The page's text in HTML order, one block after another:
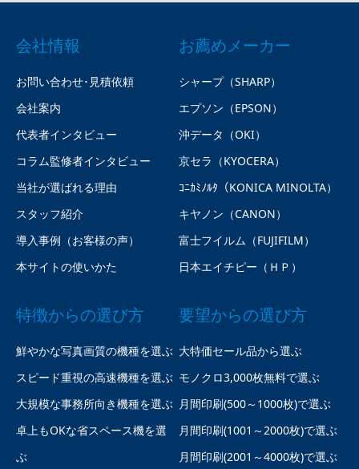
会社情報
お問い合わせ･見積依頼
会社案内
代表者インタビュー
コラム監修者インタビュー
当社が選ばれる理由
スタッフ紹介
導入事例（お客様の声）
本サイトの使いかた
お薦めメーカー
シャープ（SHARP）
エプソン（EPSON）
沖データ（OKI）
京セラ（KYOCERA）
ｺﾆｶﾐﾉﾙﾀ（KONICA MINOLTA）
キヤノン（CANON）
富士フイルム（FUJIFILM）
日本エイチピー（ＨＰ）
特徴からの選び方
鮮やかな写真画質の機種を選ぶ
スピード重視の高速機種を選ぶ
大規模な事務所向き機種を選ぶ
卓上もOKな省スペース機を選
ぶ
要望からの選び方
大特価セール品から選ぶ
モノクロ3,000枚無料で選ぶ
月間印刷(500～1000枚)で選ぶ
月間印刷(1001～2000枚)で選ぶ
月間印刷(2001～4000枚)で選ぶ